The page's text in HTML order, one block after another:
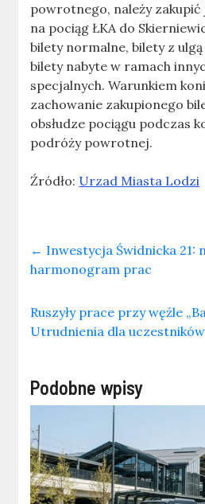
powrotnego, należy
na pociąg ŁKA do
bilety normalne, bilety z
bilety nabyte w ramach
specjalnych. Warunkiem
zachowanie zakupionego
obsłudze pociągu podczas
podróży powrotnej.
Źródło: Urzad Miasta Lodzi
← Inwestycja Świdnicka 21:
harmonogram prac
Ruszyły prace przy węźle
Utrudnienia dla
Podobne wpisy